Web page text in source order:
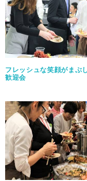
フレッシュな笑顔がまぶ
歓迎会